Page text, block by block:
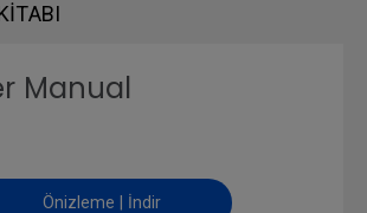
Manual
Önizleme | İndir